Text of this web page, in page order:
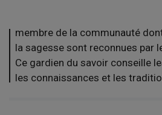
membre de la communauté
la sagesse sont reconnues par
Ce gardien du savoir conseille
les connaissances et les